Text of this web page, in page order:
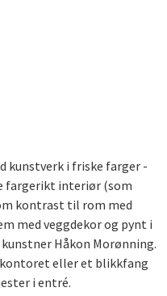
kunstverk i friske farger -
fargerikt interiør (som
kontrast til rom med
med veggdekor og pynt i
Håkon Morønning.
eller et blikkfang
i entré.